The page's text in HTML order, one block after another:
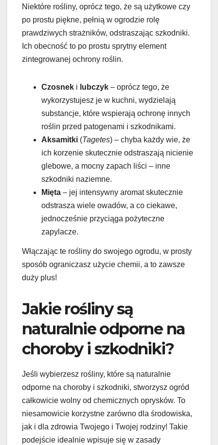
Niektóre rośliny, oprócz tego, że są użytkowe czy
po prostu piękne, pełnią w ogrodzie rolę
prawdziwych strażników, odstraszając szkodniki.
Ich obecność to po prostu sprytny element
zintegrowanej ochrony roślin.
Czosnek i lubczyk – oprócz tego, że
wykorzystujesz je w kuchni, wydzielają
substancje, które wspierają ochronę innych
roślin przed patogenami i szkodnikami.
Aksamitki (Tagetes) – chyba każdy wie, że
ich korzenie skutecznie odstraszają nicienie
glebowe, a mocny zapach liści – inne
szkodniki naziemne.
Mięta – jej intensywny aromat skutecznie
odstrasza wiele owadów, a co ciekawe,
jednocześnie przyciąga pożyteczne
zapylacze.
Włączając te rośliny do swojego ogrodu, w prosty
sposób ograniczasz użycie chemii, a to zawsze
duży plus!
Jakie rośliny są
naturalnie odporne na
choroby i szkodniki?
Jeśli wybierzesz rośliny, które są naturalnie
odporne na choroby i szkodniki, stworzysz ogród
całkowicie wolny od chemicznych oprysków. To
niesamowicie korzystne zarówno dla środowiska,
jak i dla zdrowia Twojego i Twojej rodziny! Takie
podejście idealnie wpisuje się w zasady